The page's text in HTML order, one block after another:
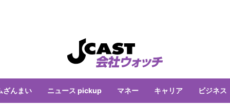
ざんまい ニュース pickup マネー キャリア ビジネス